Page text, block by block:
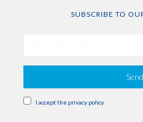
SUBSCRIBE TO
Send
I accept the privacy policy